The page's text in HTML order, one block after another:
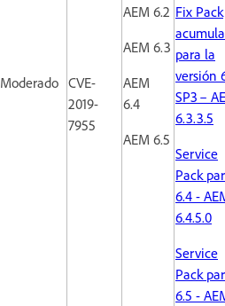
Moderado CVE-
2019-
7955
AEM 6.2
AEM 6.3
AEM
6.4
AEM 6.5
Fix Pack
para la
versión
SP3 –
6.3.3.5
Service
Pack
6.4 -
6.4.5.0
Service
Pack
6.5 -